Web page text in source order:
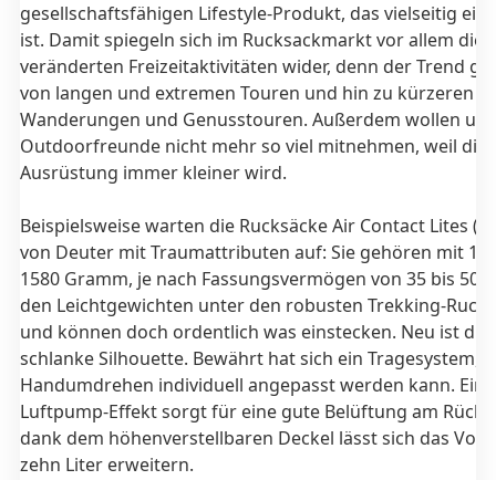
gesellschaftsfähigen Lifestyle-Produkt, das vielseitig
ist. Damit spiegeln sich im Rucksackmarkt vor allem die
veränderten Freizeitaktivitäten wider, denn der Trend
von langen und extremen Touren und hin zu kürzeren
Wanderungen und Genusstouren. Außerdem wollen
Outdoorfreunde nicht mehr so viel mitnehmen, weil die
Ausrüstung immer kleiner wird.
Beispielsweise warten die Rucksäcke Air Contact Lites
von Deuter mit Traumattributen auf: Sie gehören mit
1580 Gramm, je nach Fassungsvermögen von 35 bis 50
den Leichtgewichten unter den robusten Trekking-
und können doch ordentlich was einstecken. Neu ist
schlanke Silhouette. Bewährt hat sich ein Tragesystem,
Handumdrehen individuell angepasst werden kann. Ein
Luftpump-Effekt sorgt für eine gute Belüftung am
dank dem höhenverstellbaren Deckel lässt sich das
zehn Liter erweitern.